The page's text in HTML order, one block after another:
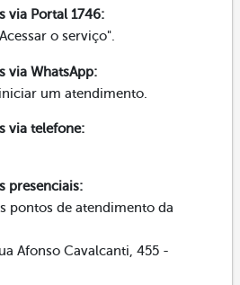
via Portal 1746:
o serviço".
via WhatsApp:
um atendimento.
via telefone:
presenciais:
pontos de atendimento da
Afonso Cavalcanti, 455 -